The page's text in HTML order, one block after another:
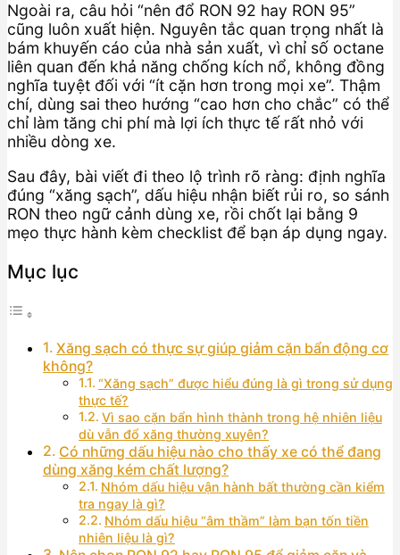
Ngoài ra, câu hỏi “nên đổ RON 92 hay RON 95”
cũng luôn xuất hiện. Nguyên tắc quan trọng nhất là
bám khuyến cáo của nhà sản xuất, vì chỉ số octane
liên quan đến khả năng chống kích nổ, không đồng
nghĩa tuyệt đối với “ít cặn hơn trong mọi xe”. Thậm
chí, dùng sai theo hướng “cao hơn cho chắc” có thể
chỉ làm tăng chi phí mà lợi ích thực tế rất nhỏ với
nhiều dòng xe.
Sau đây, bài viết đi theo lộ trình rõ ràng: định nghĩa
đúng “xăng sạch”, dấu hiệu nhận biết rủi ro, so sánh
RON theo ngữ cảnh dùng xe, rồi chốt lại bằng 9
mẹo thực hành kèm checklist để bạn áp dụng ngay.
Mục lục
Xăng sạch có thực sự giúp giảm cặn bẩn động cơ
không?
“Xăng sạch” được hiểu đúng là gì trong sử dụng
thực tế?
Vì sao cặn bẩn hình thành trong hệ nhiên liệu
dù vẫn đổ xăng thường xuyên?
Có những dấu hiệu nào cho thấy xe có thể đang
dùng xăng kém chất lượng?
Nhóm dấu hiệu vận hành bất thường cần kiểm
tra ngay là gì?
Nhóm dấu hiệu “âm thầm” làm bạn tốn tiền
nhiên liệu là gì?